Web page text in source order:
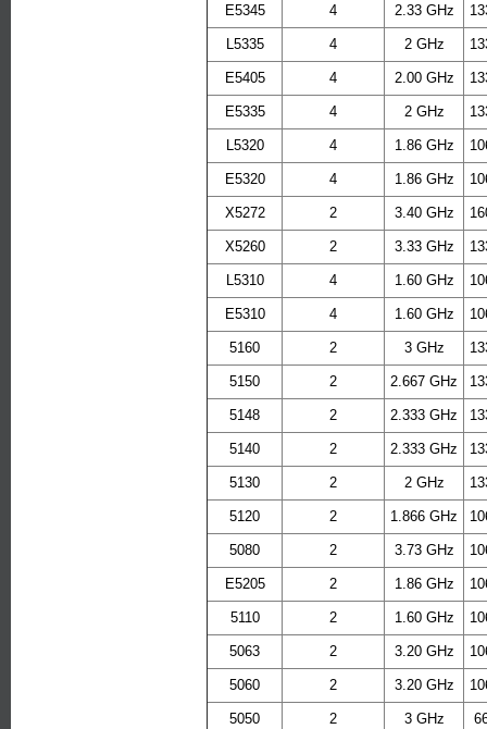
E5345 4 2.33 GHz
L5335 4 2 GHz
E5405 4 2.00 GHz
E5335 4 2 GHz
L5320 4 1.86 GHz
E5320 4 1.86 GHz
X5272 2 3.40 GHz
X5260 2 3.33 GHz
L5310 4 1.60 GHz
E5310 4 1.60 GHz
5160 2 3 GHz
5150 2 2.667 GHz
5148 2 2.333 GHz
5140 2 2.333 GHz
5130 2 2 GHz
5120 2 1.866 GHz
5080 2 3.73 GHz
E5205 2 1.86 GHz
5110 2 1.60 GHz
5063 2 3.20 GHz
5060 2 3.20 GHz
5050 2 3 GHz